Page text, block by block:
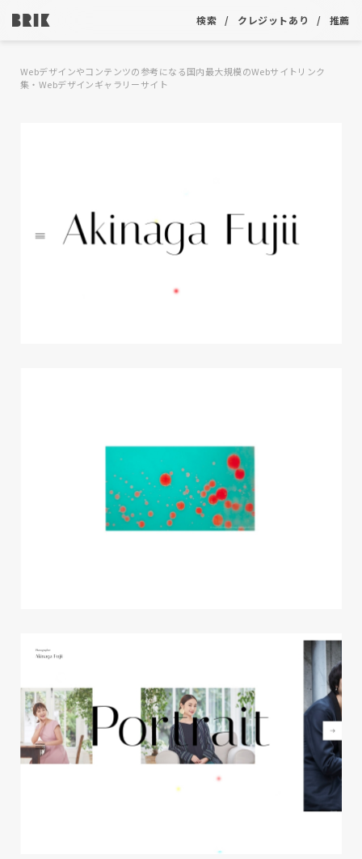
検索 クレジットあり 推薦
Webデザインやコンテンツの参考になる国内最大規模のWebサイトリンク
集・Webデザインギャラリーサイト